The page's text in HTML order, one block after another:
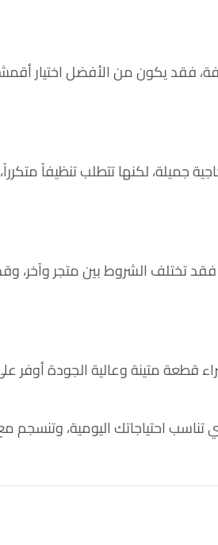
فقد يكون من الأفضل اختيار
لكنها تتطلب تنظيفاً
فقد تختلف الشروط بين متجر
قطعة متينة وعالية الجودة أوفر
تناسب احتياجاتك اليومية،